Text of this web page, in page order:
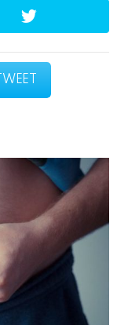
TWEET